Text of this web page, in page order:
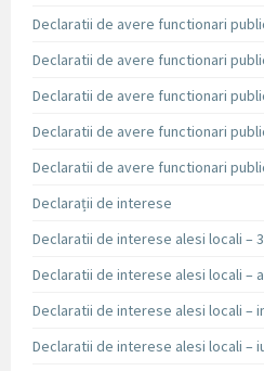
Declaratii de avere functionari
Declaratii de avere functionari
Declaratii de avere functionari
Declaratii de avere functionari
Declaratii de avere functionari
Declarații de interese
Declaratii de interese alesi locali –
Declaratii de interese alesi locali –
Declaratii de interese alesi locali –
Declaratii de interese alesi locali –